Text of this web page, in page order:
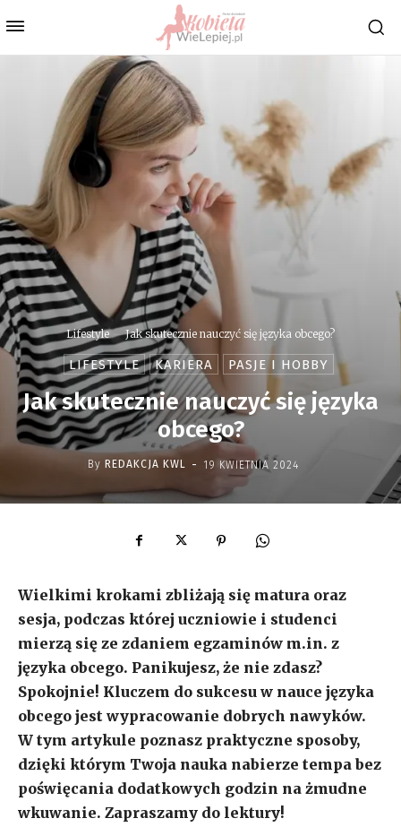
Lifestyle Jak skutecznie nauczyć się języka obcego?
LIFESTYLE KARIERA PASJE I HOBBY
Jak skutecznie nauczyć się języka
obcego?
By REDAKCJA KWL - 19 KWIETNIA 2024
Wielkimi krokami zbliżają się matura oraz
sesja, podczas której uczniowie i studenci
mierzą się ze zdaniem egzaminów m.in. z
języka obcego. Panikujesz, że nie zdasz?
Spokojnie! Kluczem do sukcesu w nauce języka
obcego jest wypracowanie dobrych nawyków.
W tym artykule poznasz praktyczne sposoby,
dzięki którym Twoja nauka nabierze tempa bez
poświęcania dodatkowych godzin na żmudne
wkuwanie. Zapraszamy do lektury!